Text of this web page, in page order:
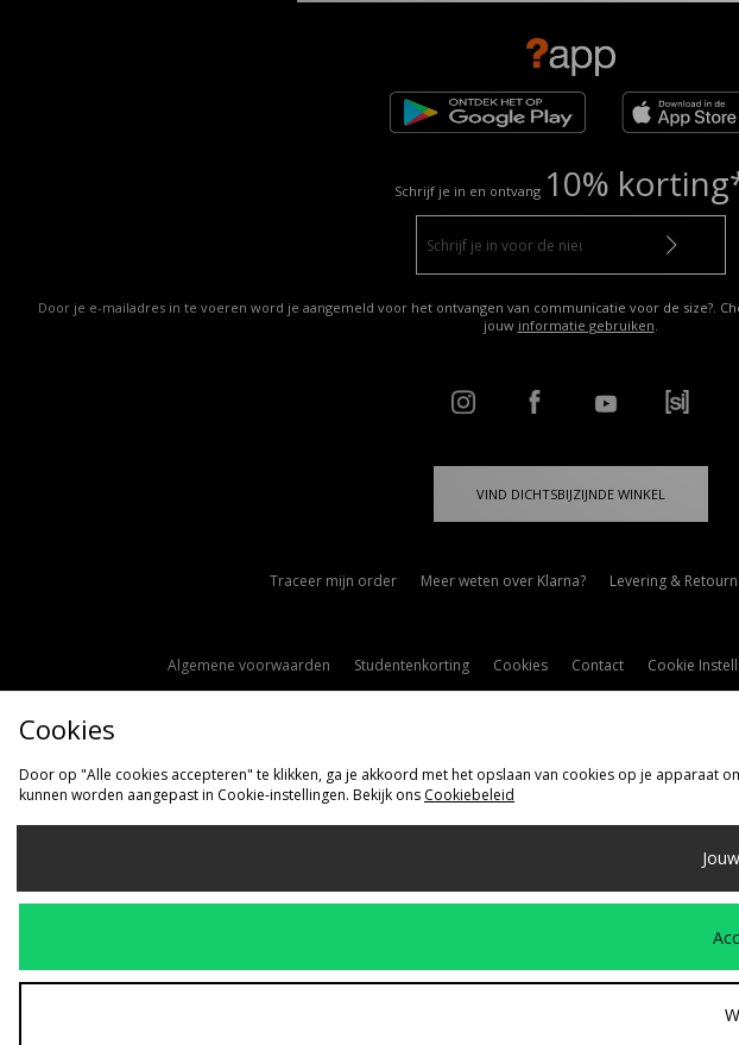
Schrijf je in en ontvang 10%
Door je e-mailadres in te voeren word je aangemeld voor het ontvangen van communicatie voor de size?.
jouw informatie gebruiken.
VIND DICHTSBIJZIJNDE WINKEL
Traceer mijn order Meer weten over Klarna? Levering &
Algemene voorwaarden Studentenkorting Cookies Contact Cookie
Verzenden Naar
Cookies
Door op "Alle cookies accepteren" te klikken, ga je akkoord met het opslaan van cookies op je apparaat
kunnen worden aangepast in Cookie-instellingen. Bekijk ons Cookiebeleid